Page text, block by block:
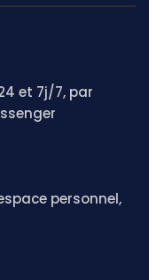
et 7j/7, par
personnel,